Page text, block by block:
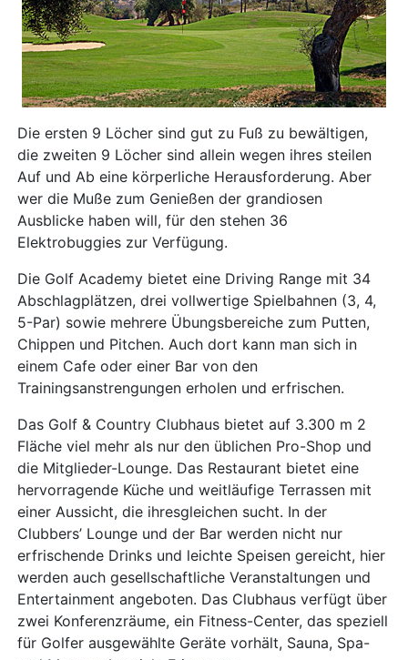
Die ersten 9 Löcher sind gut zu Fuß zu bewältigen,
die zweiten 9 Löcher sind allein wegen ihres steilen
Auf und Ab eine körperliche Herausforderung. Aber
wer die Muße zum Genießen der grandiosen
Ausblicke haben will, für den stehen 36
Elektrobuggies zur Verfügung.
Die Golf Academy bietet eine Driving Range mit 34
Abschlagplätzen, drei vollwertige Spielbahnen (3, 4,
5-Par) sowie mehrere Übungsbereiche zum Putten,
Chippen und Pitchen. Auch dort kann man sich in
einem Cafe oder einer Bar von den
Trainingsanstrengungen erholen und erfrischen.
Das Golf & Country Clubhaus bietet auf 3.300 m 2
Fläche viel mehr als nur den üblichen Pro-Shop und
die Mitglieder-Lounge. Das Restaurant bietet eine
hervorragende Küche und weitläufige Terrassen mit
einer Aussicht, die ihresgleichen sucht. In der
Clubbers’ Lounge und der Bar werden nicht nur
erfrischende Drinks und leichte Speisen gereicht, hier
werden auch gesellschaftliche Veranstaltungen und
Entertainment angeboten. Das Clubhaus verfügt über
zwei Konferenzräume, ein Fitness-Center, das speziell
für Golfer ausgewählte Geräte vorhält, Sauna, Spa-